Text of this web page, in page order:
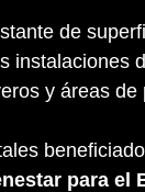
de
instalaciones
y áreas de
para el